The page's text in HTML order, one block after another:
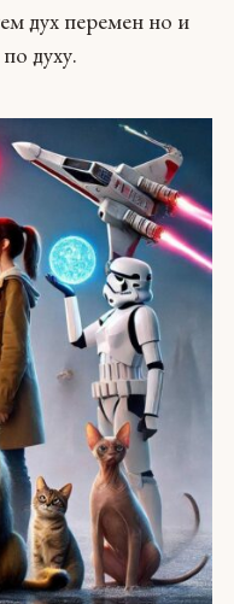
дух перемен но и
духу.